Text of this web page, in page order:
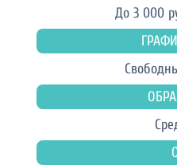
До 3 000